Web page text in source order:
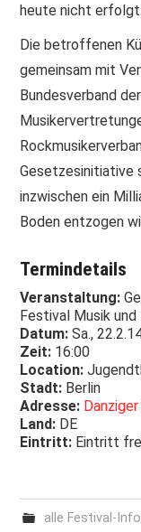
heute nicht erfolgt.
Die betroffenen
gemeinsam mit
Bundesverband
Gesetzesinitiative
inzwischen ein
Boden entzogen
Termindetails
Veranstaltung:
Festival Musik
Datum: Sa.,
Zeit: 16:00
Location:
Stadt: Berlin
Adresse:
Land: DE
Eintritt: Eintritt
alle Festival-